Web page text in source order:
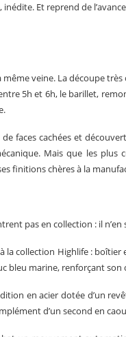
Et reprend de
veine. La découpe
5h et 6h, le barillet,
faces cachées et
Mais que les
finitions chères à la
pas en collection : il
collection Highlife : boîtier
bleu marine, renforçant son
en acier dotée d’un
d’un second en